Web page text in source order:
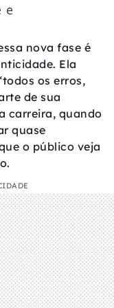
e
nova fase é
Ela
os erros,
de sua
carreira, quando
quase
o público veja